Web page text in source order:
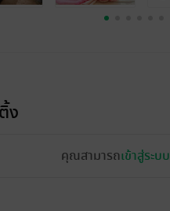
ง
คุณสามารถเข้าสู่ระบบ